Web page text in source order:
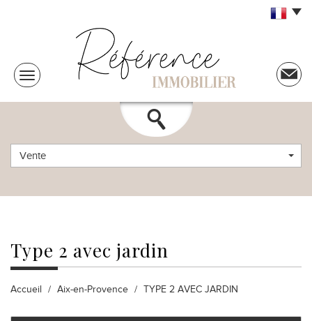
Vente
type 2 avec jardin
Accueil Aix-en-Provence TYPE 2 AVEC JARDIN